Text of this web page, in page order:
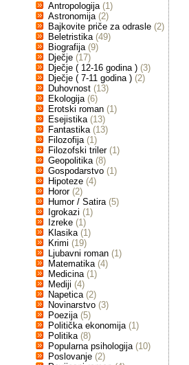
Antropologija (1)
Astronomija (2)
Bajkovite priče za odrasle (2)
Beletristika (49)
Biografija (9)
Dječje (17)
Dječje ( 12-16 godina ) (3)
Dječje ( 7-11 godina ) (2)
Duhovnost (13)
Ekologija (6)
Erotski roman (1)
Esejistika (13)
Fantastika (13)
Filozofija (1)
Filozofski triler (1)
Geopolitika (8)
Gospodarstvo (1)
Hipoteze (4)
Horor (2)
Humor / Satira (5)
Igrokazi (1)
Izreke (1)
Klasika (1)
Krimi (19)
Ljubavni roman (1)
Matematika (4)
Medicina (1)
Mediji (4)
Napetica (2)
Novinarstvo (3)
Poezija (5)
Politička ekonomija (1)
Politika (8)
Popularna psihologija (10)
Poslovanje (2)